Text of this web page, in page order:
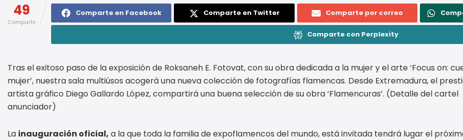
49
Compartir
Comparte en Facebook Comparte en Twitter Comparte por correo
Comparte con Perplexity
Tras el exitoso paso de la exposición de Roksaneh E. Fotovat, con su obra dedicada a la mujer y el arte ‘Focus on:
mujer’, nuestra sala multiúsos acogerá una nueva colección de fotografías flamencas. Desde Extremadura, el
artista gráfico Diego Gallardo López, compartirá una buena selección de su obra ‘Flamencuras’. (Detalle del cartel
anunciador)
La inauguración oficial, a la que toda la familia de expoflamencos del mundo, está invitada tendrá lugar el